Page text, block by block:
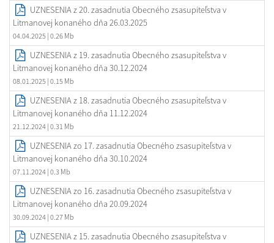
UZNESENIA z 20. zasadnutia Obecného zsasupiteľstva v
Litmanovej konaného dňa 26.03.2025
04.04.2025 | 0.26 Mb
UZNESENIA z 19. zasadnutia Obecného zsasupiteľstva v
Litmanovej konaného dňa 30.12.2024
08.01.2025 | 0.15 Mb
UZNESENIA z 18. zasadnutia Obecného zsasupiteľstva v
Litmanovej konaného dňa 11.12.2024
21.12.2024 | 0.31 Mb
UZNESENIA zo 17. zasadnutia Obecného zsasupiteľstva v
Litmanovej konaného dňa 30.10.2024
07.11.2024 | 0.3 Mb
UZNESENIA zo 16. zasadnutia Obecného zsasupiteľstva v
Litmanovej konaného dňa 20.09.2024
30.09.2024 | 0.27 Mb
UZNESENIA z 15. zasadnutia Obecného zsasupiteľstva v